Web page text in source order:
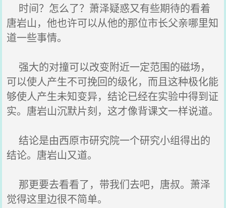
时间？怎么了？萧泽疑惑又有些期待的看着
唐岩山，他也许可以从他的那位市长父亲哪里知
道一些事情。
强大的对撞可以改变附近一定范围的磁场，
可以使人产生不可挽回的级化，而且这种极化能
够使人产生未知变异，结论已经在实验中得到证
实。唐岩山沉默片刻，这才像背课文一样说道。
结论是由西原市研究院一个研究小组得出的
结论。唐岩山又道。
那更要去看看了，带我们去吧，唐叔。萧泽
觉得这里边很不简单。